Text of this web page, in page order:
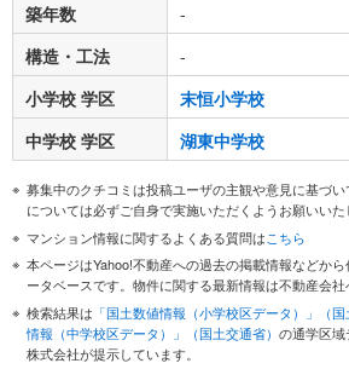
築年数
-
構造・工法
-
小学校 学区
末恒小学校
中学校 学区
湖東中学校
募集中のクチコミは投稿ユーザの主観や意見に基づ
については必ずご自身で実施いただくようお願いいた
マンション情報に関するよくある質問はこちら
本ページはYahoo!不動産への過去の掲載情報などか
ータベースです。物件に関する最新情報は不動産会社
検索結果は 「国土数値情報（小学校区データ）」（国
情報（中学校区データ）」（国土交通省） の通学区
株式会社が提示しています。